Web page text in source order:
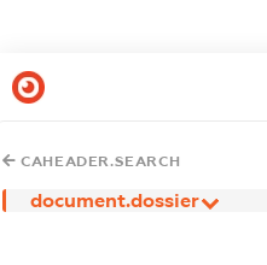
CAHEADER.SEARCH
document.dossier